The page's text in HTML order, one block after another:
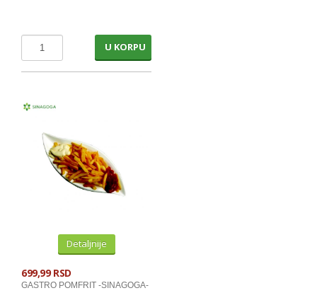
MLECNI PROIZVODI
MAJONEZ I SOS
SIR I SIRNI NAMAZI
PROIZVODI OD BILJ.MASTI I ULJA
DELIKATES RFS
SVEZE MESO - SVINJSKO
U KORPU
Detaljnije
699,99 RSD
GASTRO POMFRIT -SINAGOGA-